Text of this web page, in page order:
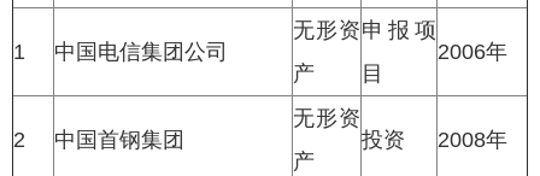
1 中国电信集团公司
无形资
产
申报项
目
2006年
2 中国首钢集团
无形资
产
投资 2008年